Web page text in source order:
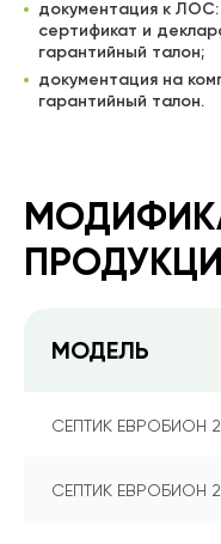
документация к
сертификат и
гарантийный талон;
документация на
гарантийный талон.
МОДЕЛЬ
СЕПТИК ЕВРОБИОН
СЕПТИК ЕВРОБИОН